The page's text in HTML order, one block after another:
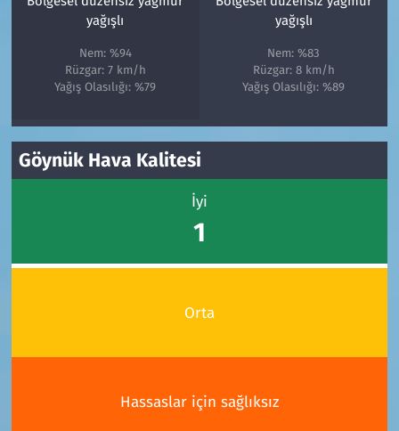
yağışlı
Nem: %94
Rüzgar: 7 km/h
Yağış Olasılığı: %79
yağışlı
Nem: %83
Rüzgar: 8 km/h
Yağış Olasılığı: %89
Göynük Hava Kalitesi
İyi
1
Orta
Hassaslar için sağlıksız